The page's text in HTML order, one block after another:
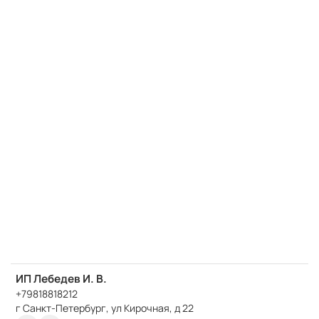
ИП Лебедев И. В.
+79818818212
г Санкт-Петербург, ул Кирочная, д 22